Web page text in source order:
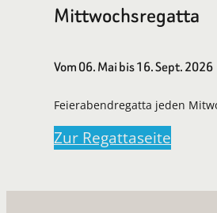
Mittwochsregatta
Vom 06. Mai bis 16. Sept. 2026
Feierabendregatta jeden
Zur Regattaseite